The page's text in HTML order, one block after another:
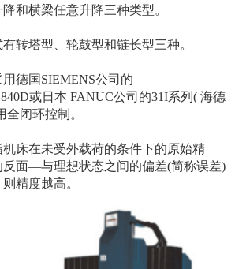
和横梁任意升降三种类型。
塔型、轮鼓型和链长型三种。
国SIEMENS公司的
或日本 FANUC公司的31I系列( 海德
闭环控制。
在未受外载荷的条件下的原始精
反面—与理想状态之间的偏差(简称误差)
精度越高。